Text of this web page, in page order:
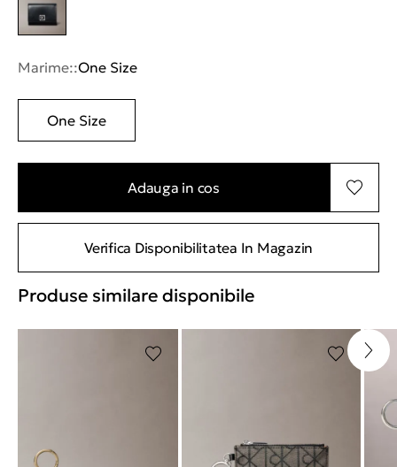
Marime::One Size
One Size
Adauga in cos
Verifica Disponibilitatea In Magazin
Produse similare disponibile